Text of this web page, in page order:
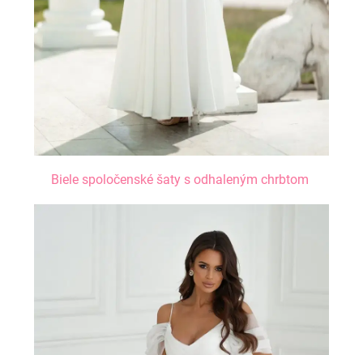
Biele spoločenské šaty s odhaleným chrbtom